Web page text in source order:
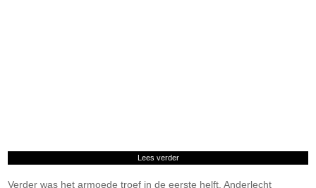
Lees verder
Verder was het armoede troef in de eerste helft. Anderlecht